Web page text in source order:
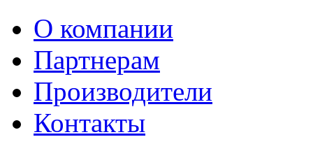
О компании
Партнерам
Производители
Контакты